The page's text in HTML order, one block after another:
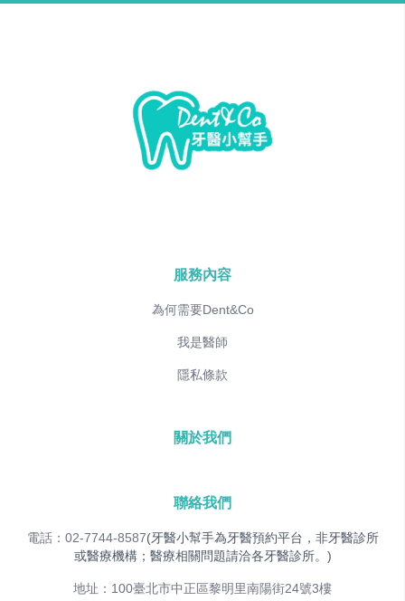
服務內容
為何需要Dent&Co
我是醫師
隱私條款
關於我們
聯絡我們
電話：02-7744-8587(牙醫小幫手為牙醫預約平台，非牙醫診所
或醫療機構；醫療相關問題請洽各牙醫診所。)
地址：100臺北市中正區黎明里南陽街24號3樓